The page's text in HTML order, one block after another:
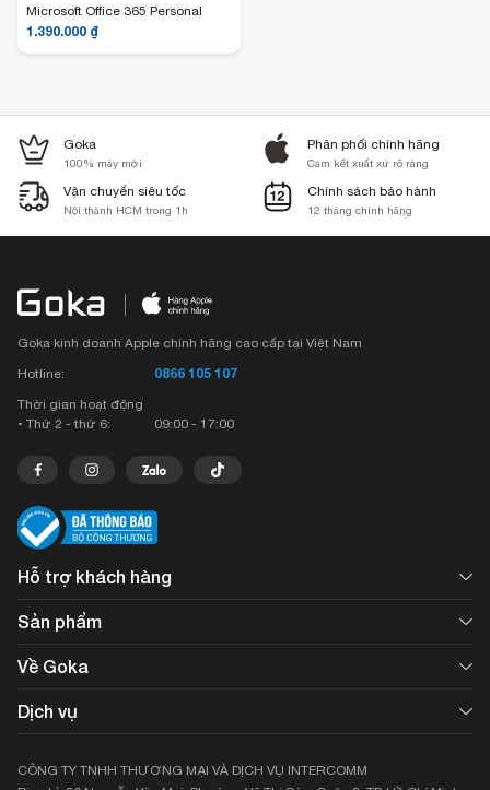
Microsoft Office 365 Personal
1.390.000 ₫
Goka
100% máy mới
Phân phối chính hãng
Cam kết xuất xứ rõ ràng
Vận chuyển siêu tốc
Nội thành HCM trong 1h
Chính sách bảo hành
12 tháng chính hãng
Goka kinh doanh Apple chính hãng cao cấp tại Việt Nam
Hotline:
0866 105 107
Thời gian hoạt động
• Thứ 2 - thứ 6:
09:00 - 17:00
Hỗ trợ khách hàng
Sản phẩm
Về Goka
Dịch vụ
CÔNG TY TNHH THƯƠNG MẠI VÀ DỊCH VỤ INTERCOMM